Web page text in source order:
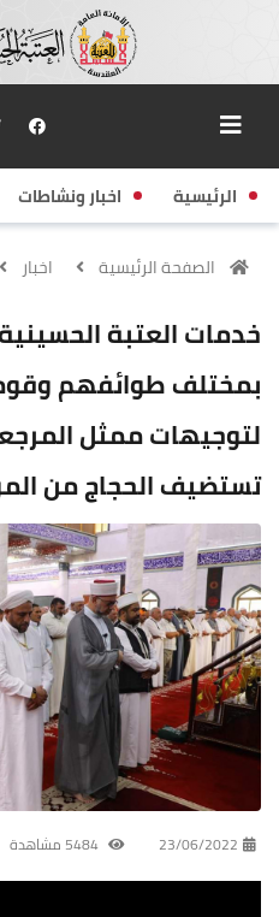
الرئيسية اخبار ونشاطات
الصفحة الرئيسية اخبار
خدمات العتبة
بمختلف طوائفهم
لتوجيهات ممثل
تستضيف الحجاج من
23/06/2022